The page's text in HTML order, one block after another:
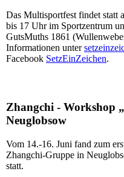
Das Multisportfest findet statt
bis 17 Uhr im Sportzentrum
GutsMuths 1861
Informationen unter
Facebook SetzEinZeichen.
Zhangchi - Workshop
Neuglobsow
Vom 14.-16. Juni fand zum
Zhangchi-Gruppe in
statt.